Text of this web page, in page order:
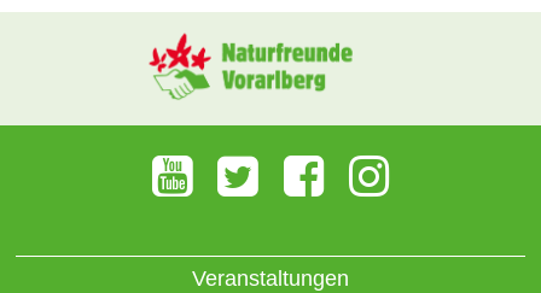
Veranstaltungen